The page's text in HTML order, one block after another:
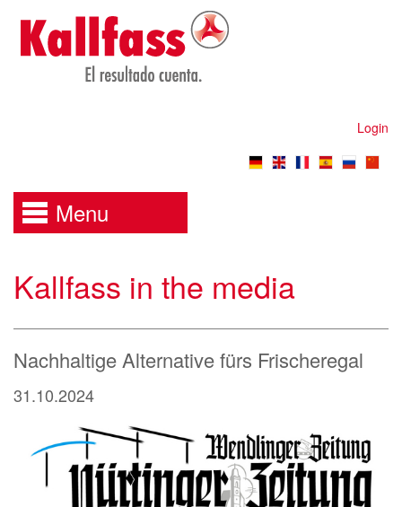
Login
Menu
Kallfass in the media
Nachhaltige Alternative fürs Frischeregal
31.10.2024